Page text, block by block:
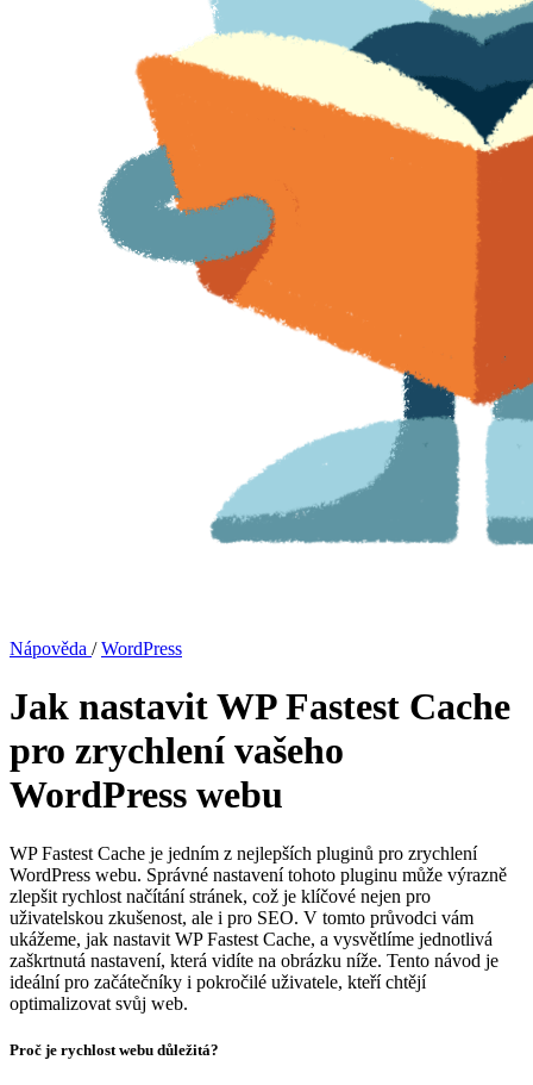
Nápověda / WordPress
Jak nastavit WP Fastest Cache
pro zrychlení vašeho
WordPress webu
WP Fastest Cache je jedním z nejlepších pluginů pro zrychlení
WordPress webu. Správné nastavení tohoto pluginu může výrazně
zlepšit rychlost načítání stránek, což je klíčové nejen pro
uživatelskou zkušenost, ale i pro SEO. V tomto průvodci vám
ukážeme, jak nastavit WP Fastest Cache, a vysvětlíme jednotlivá
zaškrtnutá nastavení, která vidíte na obrázku níže. Tento návod je
ideální pro začátečníky i pokročilé uživatele, kteří chtějí
optimalizovat svůj web.
Proč je rychlost webu důležitá?